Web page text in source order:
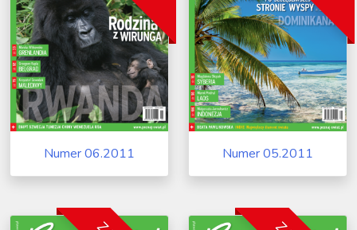
Numer 06.2011 Numer 05.2011